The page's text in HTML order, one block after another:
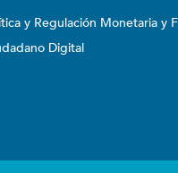
y Regulación Monetaria y
Digital